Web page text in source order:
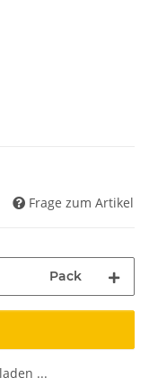
Frage zum Artikel
Pack
...